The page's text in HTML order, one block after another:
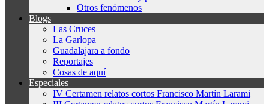
Otros fenómenos
Blogs
Las Cruces
La Garlopa
Guadalajara a fondo
Reportajes
Cosas de aquí
Especiales
IV Certamen relatos cortos Francisco Martín Larami